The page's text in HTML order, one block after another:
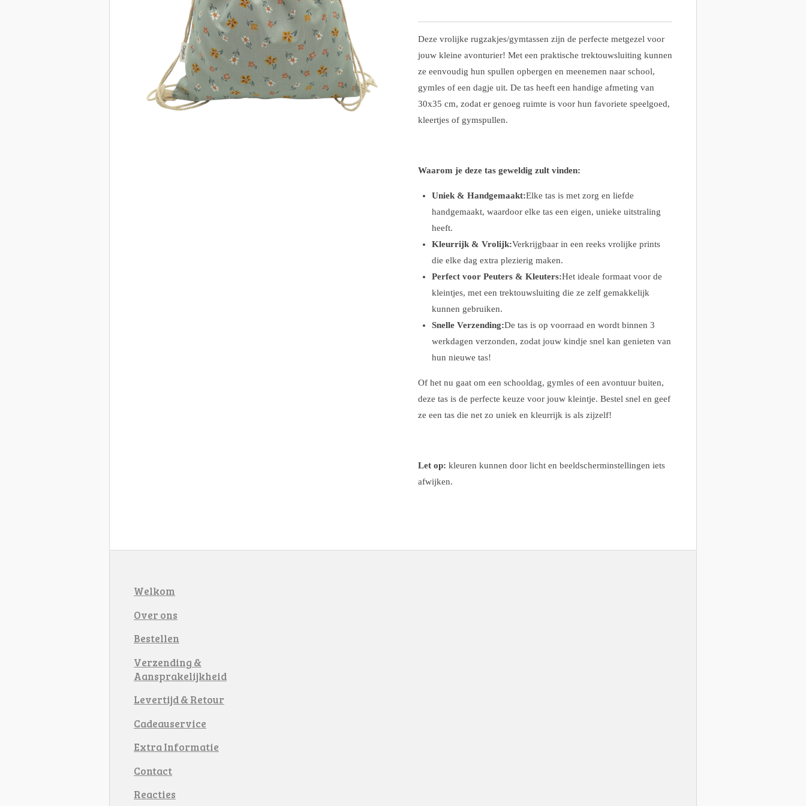
Deze vrolijke rugzakjes/gymtassen zijn de perfecte metgezel voor
jouw kleine avonturier! Met een praktische trektouwsluiting kunnen
ze eenvoudig hun spullen opbergen en meenemen naar school,
gymles of een dagje uit. De tas heeft een handige afmeting van
30x35 cm, zodat er genoeg ruimte is voor hun favoriete speelgoed,
kleertjes of gymspullen.
Waarom je deze tas geweldig zult vinden:
Uniek & Handgemaakt:Elke tas is met zorg en liefde
handgemaakt, waardoor elke tas een eigen, unieke uitstraling
heeft.
Kleurrijk & Vrolijk:Verkrijgbaar in een reeks vrolijke prints
die elke dag extra plezierig maken.
Perfect voor Peuters & Kleuters:Het ideale formaat voor de
kleintjes, met een trektouwsluiting die ze zelf gemakkelijk
kunnen gebruiken.
Snelle Verzending:De tas is op voorraad en wordt binnen 3
werkdagen verzonden, zodat jouw kindje snel kan genieten van
hun nieuwe tas!
Of het nu gaat om een schooldag, gymles of een avontuur buiten,
deze tas is de perfecte keuze voor jouw kleintje. Bestel snel en geef
ze een tas die net zo uniek en kleurrijk is als zijzelf!
Let op: kleuren kunnen door licht en beeldscherminstellingen iets
afwijken.
Welkom
Over ons
Bestellen
Verzending &
Aansprakelijkheid
Levertijd & Retour
Cadeauservice
Extra Informatie
Contact
Reacties